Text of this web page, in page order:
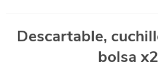
Descartable,
bolsa